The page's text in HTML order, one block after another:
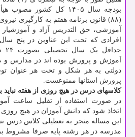
بودجه سال ۱۴۰۵ کل کشور
(۸۸) قانون برنامه هفتم به کارگیری
آموزشی، حق التدریس آزاد و
افرادی که تحت این عناوین در پنج سال
آموزش و پرورش بوده اند در مدارس
دولتی به هر شکل و تحت هر عنوان
پرورش استانها ممنوعست.
کلاسهای درس در هیچ روزی از هفته نباید
در صورت استفاده از تقلیل ساعت
اتخاذ شود که دانش آموزان در هیچ روزی
این مساله منجر به تعطیلی کلاس درس
مدرسه در هر رشته پایه صرفا مشروط